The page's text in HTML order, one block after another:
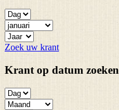
Zoek uw krant
Krant op datum zoeken